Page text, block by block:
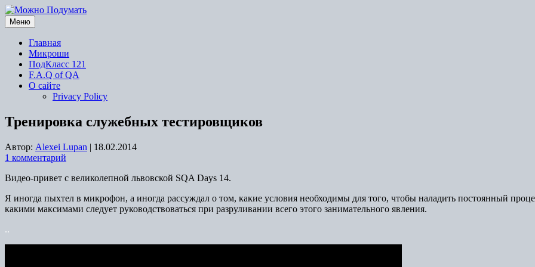
Перейти
к
содержимому
Меню
Главная
Микроши
ПодКласс 121
F.A.Q of QA
О сайте
Privacy Policy
Тренировка служебных тестировщиков
Автор: Alexei Lupan | 18.02.2014
1 комментарий
Видео-привет с великолепной львовской SQA Days 14.
Я иногда пыхтел в микрофон, а иногда рассуждал о том, какие условия необходимы для того, чтобы наладить постоянный
какими максимами следует руководствоваться при разруливании всего этого занимательного явления.
..